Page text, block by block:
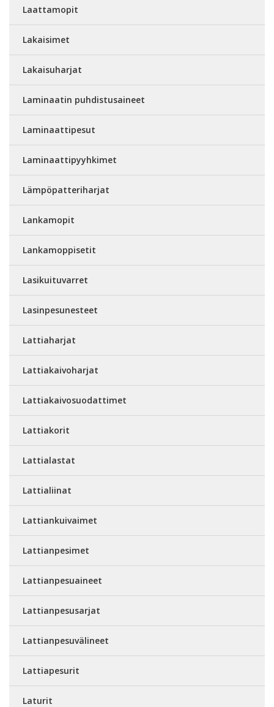
Laattamopit
Lakaisimet
Lakaisuharjat
Laminaatin puhdistusaineet
Laminaattipesut
Laminaattipyyhkimet
Lämpöpatteriharjat
Lankamopit
Lankamoppisetit
Lasikuituvarret
Lasinpesunesteet
Lattiaharjat
Lattiakaivoharjat
Lattiakaivosuodattimet
Lattiakorit
Lattialastat
Lattialiinat
Lattiankuivaimet
Lattianpesimet
Lattianpesuaineet
Lattianpesusarjat
Lattianpesuvälineet
Lattiapesurit
Laturit